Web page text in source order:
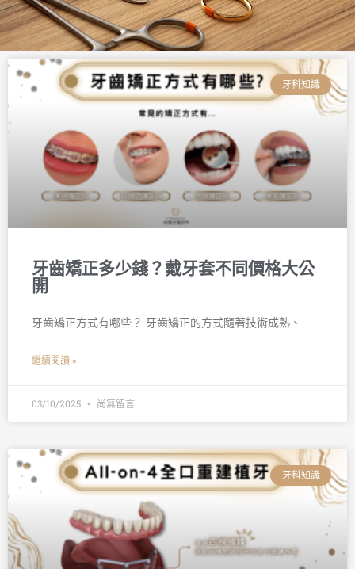
牙科知識
牙齒矯正多少錢？戴牙套不同價格大公
開
牙齒矯正方式有哪些？ 牙齒矯正的方式隨著技術成熟、
繼續閱讀 »
03/10/2025 尚無留言
牙科知識
頁
面
頁
面
頁
面
頁
面
頁
面
頁
面